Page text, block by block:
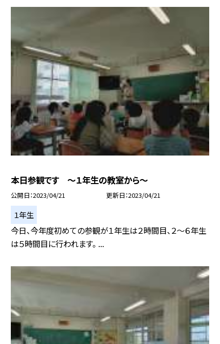
本日参観です 〜１年生の教室から〜
公開日 2023/04/21 更新日 2023/04/21
１年生
今日、今年度初めての参観が１年生は２時間目、２〜６年生
は５時間目に行われます。 ...